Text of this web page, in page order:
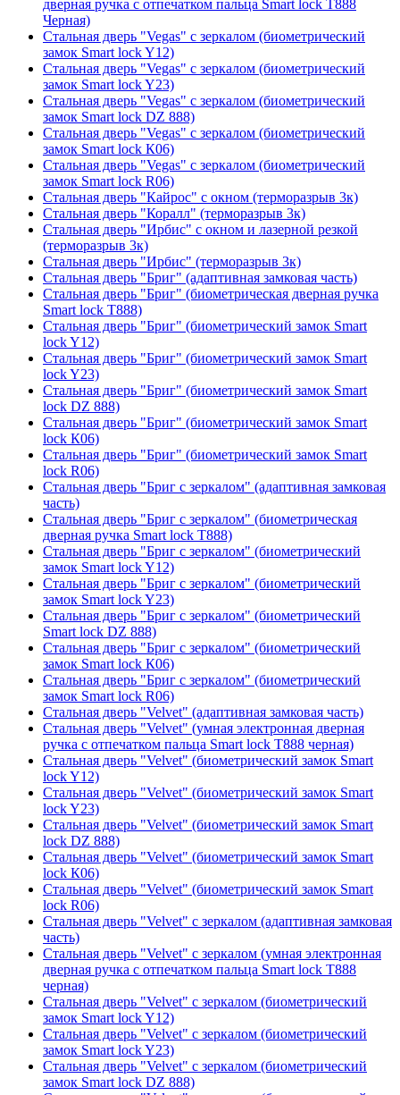
дверная ручка с отпечатком пальца Smart lock T888
Черная)
Стальная дверь "Vegas" с зеркалом (биометрический
замок Smart lock Y12)
Стальная дверь "Vegas" с зеркалом (биометрический
замок Smart lock Y23)
Стальная дверь "Vegas" с зеркалом (биометрический
замок Smart lock DZ 888)
Стальная дверь "Vegas" с зеркалом (биометрический
замок Smart lock К06)
Стальная дверь "Vegas" с зеркалом (биометрический
замок Smart lock R06)
Стальная дверь "Кайрос" с окном (терморазрыв 3к)
Стальная дверь "Коралл" (терморазрыв 3к)
Стальная дверь "Ирбис" с окном и лазерной резкой
(терморазрыв 3к)
Стальная дверь "Ирбис" (терморазрыв 3к)
Стальная дверь "Бриг" (адаптивная замковая часть)
Стальная дверь "Бриг" (биометрическая дверная ручка
Smart lock T888)
Стальная дверь "Бриг" (биометрический замок Smart
lock Y12)
Стальная дверь "Бриг" (биометрический замок Smart
lock Y23)
Стальная дверь "Бриг" (биометрический замок Smart
lock DZ 888)
Стальная дверь "Бриг" (биометрический замок Smart
lock К06)
Стальная дверь "Бриг" (биометрический замок Smart
lock R06)
Стальная дверь "Бриг с зеркалом" (адаптивная замковая
часть)
Стальная дверь "Бриг с зеркалом" (биометрическая
дверная ручка Smart lock T888)
Стальная дверь "Бриг с зеркалом" (биометрический
замок Smart lock Y12)
Стальная дверь "Бриг с зеркалом" (биометрический
замок Smart lock Y23)
Стальная дверь "Бриг с зеркалом" (биометрический
Smart lock DZ 888)
Стальная дверь "Бриг с зеркалом" (биометрический
замок Smart lock К06)
Стальная дверь "Бриг с зеркалом" (биометрический
замок Smart lock R06)
Стальная дверь "Velvet" (адаптивная замковая часть)
Стальная дверь "Velvet" (умная электронная дверная
ручка с отпечатком пальца Smart lock T888 черная)
Стальная дверь "Velvet" (биометрический замок Smart
lock Y12)
Стальная дверь "Velvet" (биометрический замок Smart
lock Y23)
Стальная дверь "Velvet" (биометрический замок Smart
lock DZ 888)
Стальная дверь "Velvet" (биометрический замок Smart
lock К06)
Стальная дверь "Velvet" (биометрический замок Smart
lock R06)
Стальная дверь "Velvet" с зеркалом (адаптивная замковая
часть)
Стальная дверь "Velvet" с зеркалом (умная электронная
дверная ручка с отпечатком пальца Smart lock T888
черная)
Стальная дверь "Velvet" с зеркалом (биометрический
замок Smart lock Y12)
Стальная дверь "Velvet" с зеркалом (биометрический
замок Smart lock Y23)
Стальная дверь "Velvet" с зеркалом (биометрический
замок Smart lock DZ 888)